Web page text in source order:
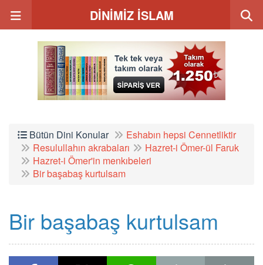
DİNİMİZ İSLAM
Bütün Dini Konular
Eshabın hepsi Cennetliktir
Resulullahın akrabaları
Hazret-i Ömer-ül Faruk
Hazret-i Ömer'in menkıbeleri
Bir başabaş kurtulsam
Bir başabaş kurtulsam